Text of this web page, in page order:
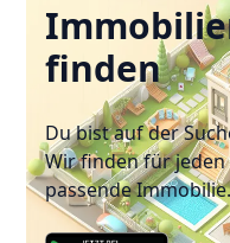
finden
Du bist auf der
Wir finden für jeden
passende